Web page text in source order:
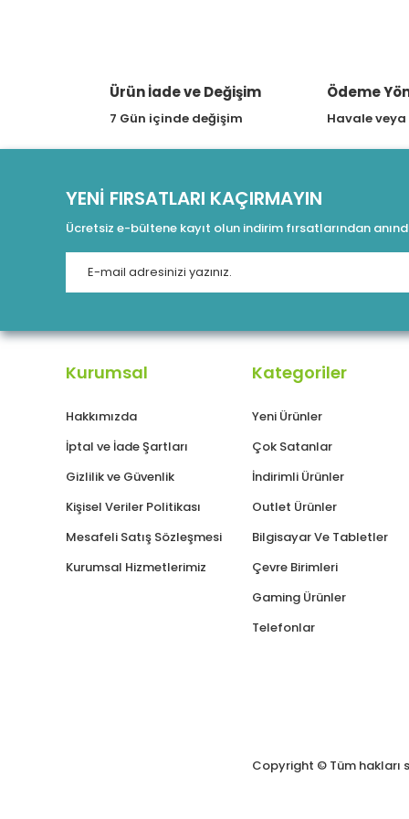
Ürün İade ve Değişim
7 Gün içinde değişim
Ödeme
Havale veya
YENİ FIRSATLARI KAÇIRMAYIN
Ücretsiz e-bültene kayıt olun indirim fırsatlarından
Kurumsal
Hakkımızda
İptal ve İade Şartları
Gizlilik ve Güvenlik
Kişisel Veriler Politikası
Mesafeli Satış Sözleşmesi
Kurumsal Hizmetlerimiz
Kategoriler
Yeni Ürünler
Çok Satanlar
İndirimli Ürünler
Outlet Ürünler
Bilgisayar Ve Tabletler
Çevre Birimleri
Gaming Ürünler
Telefonlar
Copyright © Tüm hakları